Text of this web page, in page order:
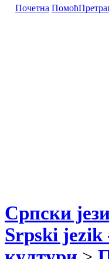
Почетна Помоћ
Српски
Srpski jezik